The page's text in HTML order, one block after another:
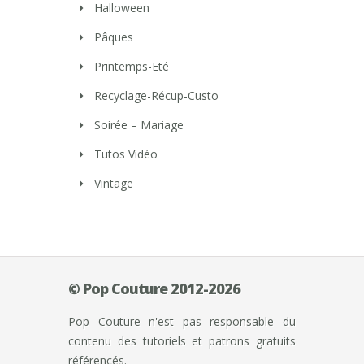
Halloween
Pâques
Printemps-Eté
Recyclage-Récup-Custo
Soirée – Mariage
Tutos Vidéo
Vintage
© Pop Couture 2012-2026
Pop Couture n'est pas responsable du
contenu des tutoriels et patrons gratuits
référencés.